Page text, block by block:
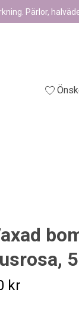
Pärlor,
kr